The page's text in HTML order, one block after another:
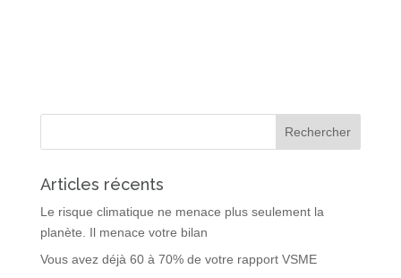
Articles récents
Le risque climatique ne menace plus seulement la
planète. Il menace votre bilan
Vous avez déjà 60 à 70% de votre rapport VSME